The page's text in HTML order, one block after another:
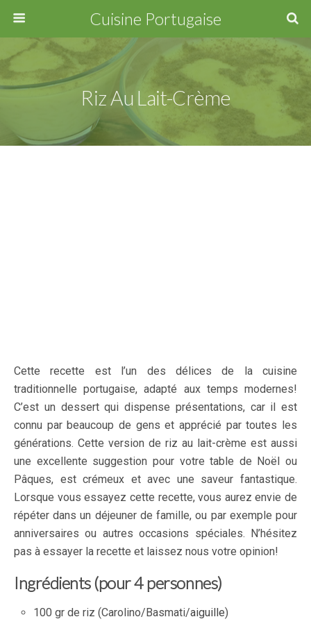
Cuisine Portugaise
Riz Au Lait-Crème
Cette recette est l’un des délices de la cuisine
traditionnelle portugaise, adapté aux temps modernes!
C’est un dessert qui dispense présentations, car il est
connu par beaucoup de gens et apprécié par toutes les
générations. Cette version de riz au lait-crème est aussi
une excellente suggestion pour votre table de Noël ou
Pâques, est crémeux et avec une saveur fantastique.
Lorsque vous essayez cette recette, vous aurez envie de
répéter dans un déjeuner de famille, ou par exemple pour
anniversaires ou autres occasions spéciales. N’hésitez
pas à essayer la recette et laissez nous votre opinion!
Ingrédients (pour 4 personnes)
100 gr de riz (Carolino/Basmati/aiguille)